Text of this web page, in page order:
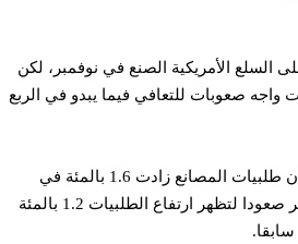
الأمريكية الصنع في نوفمبر، لكن
صعوبات للتعافي فيما يبدو في الربع
وقالت وزارة التجارة اليوم إن طلبيات المصانع زادت 1.6 بالمئة في
نوفمبر، وعدلت بيانات أكتوبر صعودا لتظهر ارتفاع الطلبيات 1.2 بالمئة